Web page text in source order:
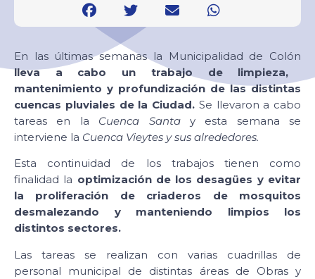
En las últimas semanas la Municipalidad de Colón
lleva a cabo un trabajo de limpieza,
mantenimiento y profundización de las distintas
cuencas pluviales de la Ciudad. Se llevaron a cabo
tareas en la Cuenca Santay esta semana se
interviene la Cuenca Vieytes y sus alrededores.
Esta continuidad de los trabajos tienen como
finalidad la optimización de los desagües y evitar
la proliferación de criaderos de mosquitos
desmalezando y manteniendo limpios los
distintos sectores.
Las tareas se realizan con varias cuadrillas de
personal municipal de distintas áreas de Obras y